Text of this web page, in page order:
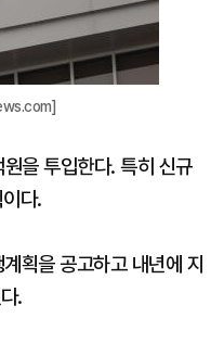
을 투입한다. 특히 신규
다.
획을 공고하고 내년에 지
.